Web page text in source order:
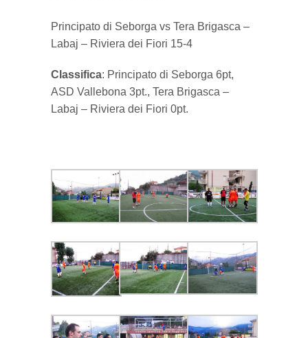
Principato di Seborga vs Tera Brigasca –
Labaj – Riviera dei Fiori 15-4
Classifica: Principato di Seborga 6pt,
ASD Vallebona 3pt., Tera Brigasca –
Labaj – Riviera dei Fiori 0pt.